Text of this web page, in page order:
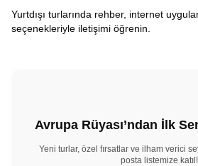
Yurtdışı turlarında rehber, internet
seçenekleriyle iletişimi öğrenin.
Avrupa Rüyası’ndan İlk
Yeni turlar, özel fırsatlar ve ilham verici
posta listemize katıl!